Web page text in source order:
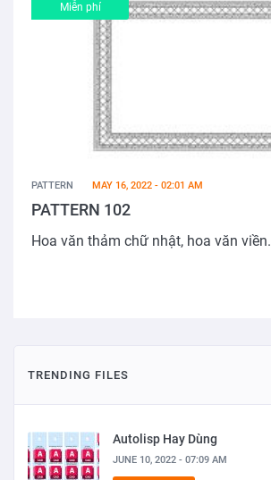
Miễn phí
PATTERN MAY 16, 2022 - 02:01 AM
PATTERN 102
Hoa văn thảm chữ nhật, hoa văn viền.
TRENDING FILES
Autolisp Hay Dùng
JUNE 10, 2022 - 07:09 AM